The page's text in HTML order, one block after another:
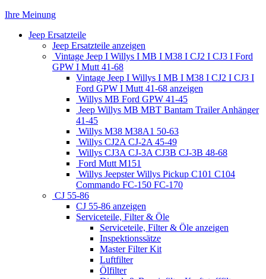
Ihre Meinung
Jeep Ersatzteile
Jeep Ersatzteile anzeigen
Vintage Jeep I Willys I MB I M38 I CJ2 I CJ3 I Ford
GPW I Mutt 41-68
Vintage Jeep I Willys I MB I M38 I CJ2 I CJ3 I
Ford GPW I Mutt 41-68 anzeigen
Willys MB Ford GPW 41-45
Jeep Willys MB MBT Bantam Trailer Anhänger
41-45
Willys M38 M38A1 50-63
Willys CJ2A CJ-2A 45-49
Willys CJ3A CJ-3A CJ3B CJ-3B 48-68
Ford Mutt M151
Willys Jeepster Willys Pickup C101 C104
Commando FC-150 FC-170
CJ 55-86
CJ 55-86 anzeigen
Serviceteile, Filter & Öle
Serviceteile, Filter & Öle anzeigen
Inspektionssätze
Master Filter Kit
Luftfilter
Ölfilter